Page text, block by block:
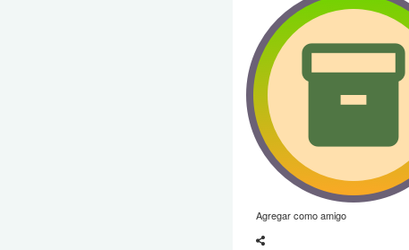
Agregar como amigo